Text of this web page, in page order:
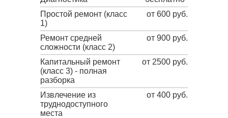
Простой ремонт (класс
1)
от 600 руб.
Ремонт средней
сложности (класс 2)
от 900 руб.
Капитальный ремонт
(класс 3) - полная
разборка
от 2500 руб.
Извлечение из
труднодоступного
места
от 400 руб.